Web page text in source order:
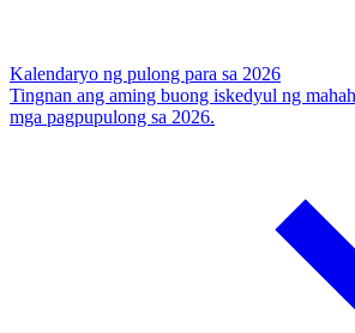
Kalendaryo ng pulong para sa 2026
Tingnan ang aming buong iskedyul ng
mga pagpupulong sa 2026.